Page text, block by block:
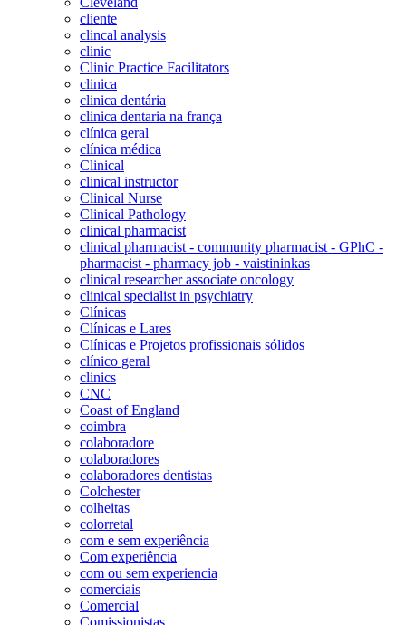
cliente
clincal analysis
clinic
Clinic Practice Facilitators
clinica
clinica dentária
clinica dentaria na frança
clínica geral
clínica médica
Clinical
clinical instructor
Clinical Nurse
Clinical Pathology
clinical pharmacist
clinical pharmacist - community pharmacist - GPhC -
pharmacist - pharmacy job - vaistininkas
clinical researcher associate oncology
clinical specialist in psychiatry
Clínicas
Clínicas e Lares
Clínicas e Projetos profissionais sólidos
clínico geral
clinics
CNC
Coast of England
coimbra
colaboradore
colaboradores
colaboradores dentistas
Colchester
colheitas
colorretal
com e sem experiência
Com experiência
com ou sem experiencia
comerciais
Comercial
Comissionistas